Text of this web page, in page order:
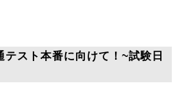
スト本番に向けて！~試験日